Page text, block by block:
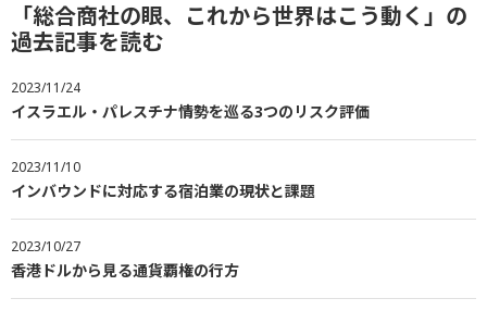
「総合商社の眼、これから世界はこう動く」の
過去記事を読む
2023/11/24
イスラエル・パレスチナ情勢を巡る3つのリスク評価
2023/11/10
インバウンドに対応する宿泊業の現状と課題
2023/10/27
香港ドルから見る通貨覇権の行方